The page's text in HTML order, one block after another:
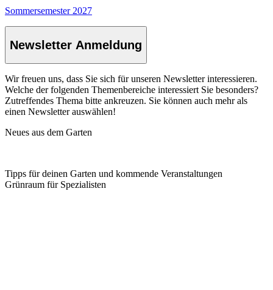
Sommersemester 2027
Newsletter Anmeldung
Wir freuen uns, dass Sie sich für unseren Newsletter interessieren.
Welche der folgenden Themenbereiche interessiert Sie besonders?
Zutreffendes Thema bitte ankreuzen. Sie können auch mehr als
einen Newsletter auswählen!
Neues aus dem Garten
Tipps für deinen Garten und kommende Veranstaltungen
Grünraum für Spezialisten